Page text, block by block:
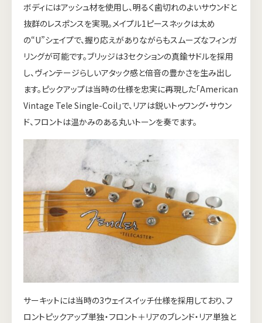
ボディにはアッシュ材を使用し、明るく歯切れのよいサウンドと
抜群のレスポンスを実現。メイプル1ピースネックは太め
の“U”シェイプで、握り応えがありながらもスムーズなフィンガ
リングが可能です。ブリッジは3セクションの真鍮サドルを採用
し、ヴィンテージらしいアタック感と倍音の豊かさを生み出し
ます。ピックアップは当時の仕様を忠実に再現した「American
Vintage Tele Single-Coil」で、リアは鋭いトゥワング・サウン
ド、フロントは温かみのある丸いトーンを奏でます。
サーキットには当時の3ウェイスイッチ仕様を採用しており、フ
ロントピックアップ単独・フロント＋リアのブレンド・リア単独と